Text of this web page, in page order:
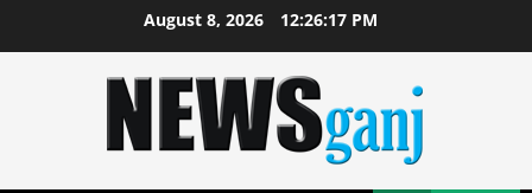
August 8, 2026 12:26:18 PM